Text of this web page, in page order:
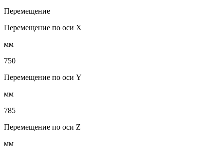
Перемещение
Перемещение по оси X
мм
750
Перемещение по оси Y
мм
785
Перемещение по оси Z
мм